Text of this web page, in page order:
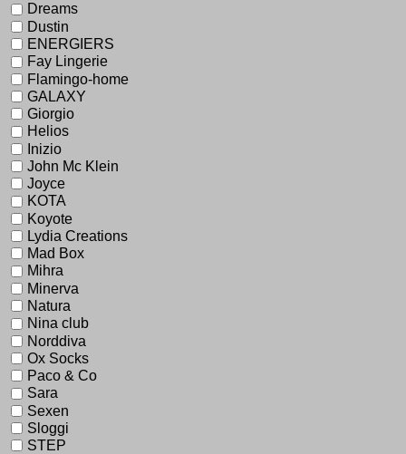
Dreams
Dustin
ENERGIERS
Fay Lingerie
Flamingo-home
GALAXY
Giorgio
Helios
Inizio
John Mc Klein
Joyce
KOTA
Koyote
Lydia Creations
Mad Box
Mihra
Minerva
Natura
Nina club
Norddiva
Ox Socks
Paco & Co
Sara
Sexen
Sloggi
STEP